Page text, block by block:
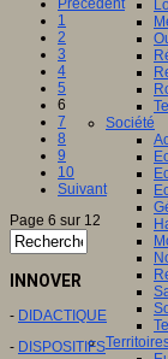
Société
1
2
3
4
5
6
7
8
9
10
Suivant
Page 6 sur 12
INNOVER
- DIDACTIQUE
- DISPOSITIFS